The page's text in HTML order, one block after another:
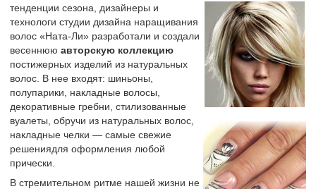
тенденции сезона, дизайнеры и
технологи студии дизайна наращивания
волос «Ната-Ли» разработали и создали
весеннюю авторскую коллекцию
постижерных изделий из натуральных
волос. В нее входят: шиньоны,
полупарики, накладные волосы,
декоративные гребни, стилизованные
вуалеты, обручи из натуральных волос,
накладные челки — самые свежие
решениядля оформления любой
прически.
В стремительном ритме нашей жизни не